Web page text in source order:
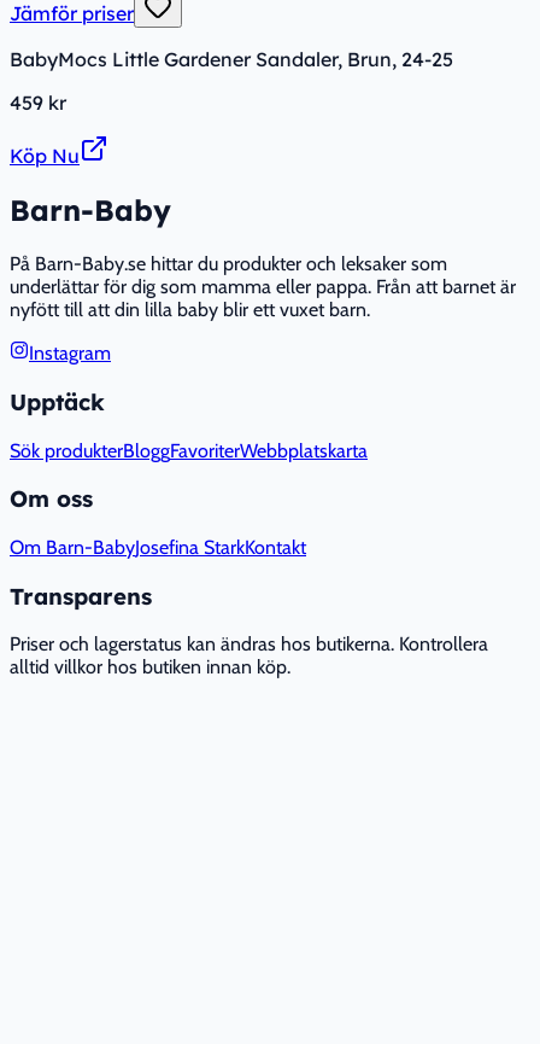
Jämför priser
BabyMocs Little Gardener Sandaler, Brun, 24-25
459 kr
Köp Nu
Barn-Baby
På Barn-Baby.se hittar du produkter och leksaker som
underlättar för dig som mamma eller pappa. Från att barnet är
nyfött till att din lilla baby blir ett vuxet barn.
Instagram
Upptäck
Sök produkterBloggFavoriterWebbplatskarta
Om oss
Om Barn-BabyJosefina StarkKontakt
Transparens
Priser och lagerstatus kan ändras hos butikerna. Kontrollera
alltid villkor hos butiken innan köp.